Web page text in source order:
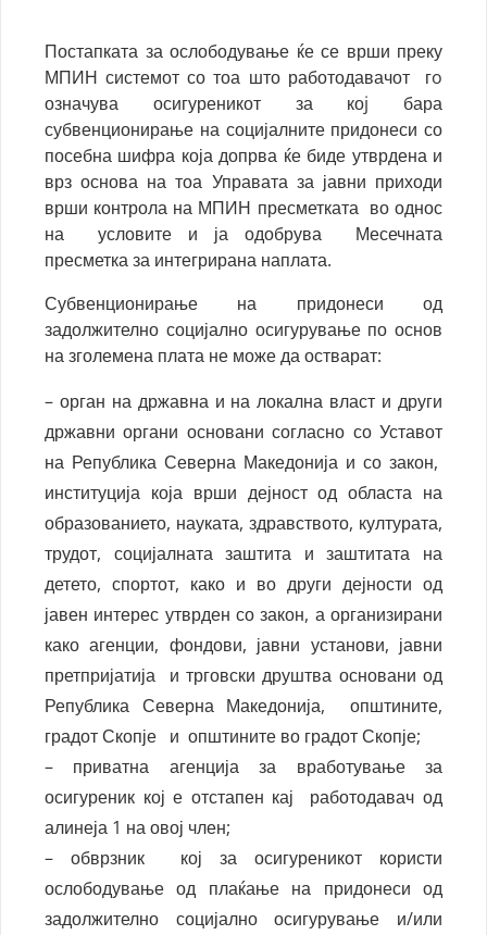
Постапката за ослободување ќе се врши преку
МПИН системот со тоа што работодавачот гo
означува осигуреникот за коj бара
субвенционирање на социјалните придонеси со
посебна шифра која допрва ќе биде утврдена и
врз основа на тоа Управата за јавни приходи
врши контрола на МПИН пресметката во однос
на условите и ја одобрува Месечната
пресметка за интегрирана наплата.
Субвенционирање на придонеси од
задолжително социјално осигурување по основ
на зголемена плата не може да остварат:
– орган на државна и на локална власт и други
државни органи основани согласно со Уставот
на Република Северна Македонија и со закон,
институција која врши дејност од областа на
образованието, науката, здравството, културата,
трудот, социјалната заштита и заштитата на
детето, спортот, како и во други дејности од
јавен интерес утврден со закон, а организирани
како агенции, фондови, јавни установи, јавни
претпријатија и трговски друштва основани од
Република Северна Македонија, општините,
градот Скопје и општините во градот Скопје;
– приватна агенција за вработување за
осигуреник кој е отстапен кај работодавач од
алинеја 1 на овој член;
– обврзник кој за осигуреникот користи
ослободување од плаќање на придонеси од
задолжително социјално осигурување и/или